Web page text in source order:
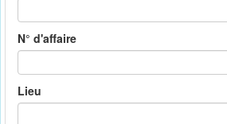
N° d'affaire
Lieu